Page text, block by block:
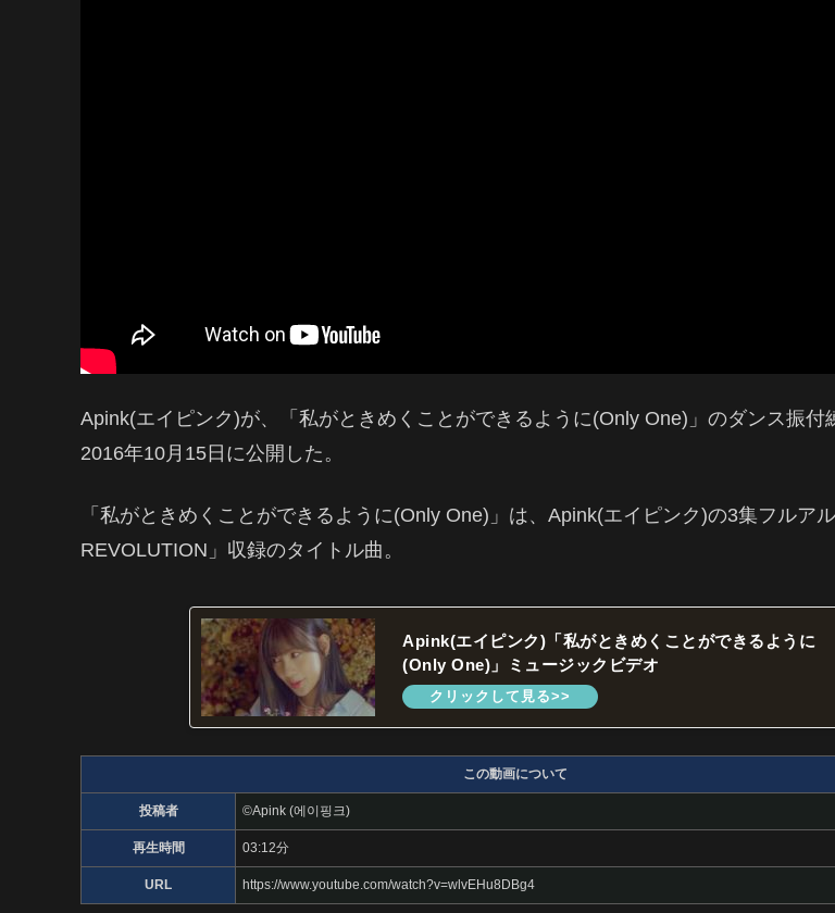
Apink(エイピンク)が、「私がときめくことができるように(Only One)」のダンス振付
2016年10月15日に公開した。
「私がときめくことができるように(Only One)」は、Apink(エイピンク)の3集フルア
REVOLUTION」収録のタイトル曲。
Apink(エイピンク)「私がときめくことができるように
(Only One)」ミュージックビデオ
この動画について
投稿者 ©Apink (에이핑크)
再生時間 03:12分
URL https://www.youtube.com/watch?v=wlvEHu8DBg4